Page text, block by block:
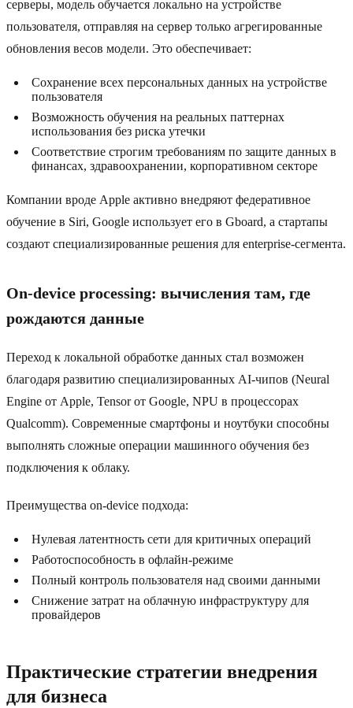
серверы, модель обучается локально на устройстве
пользователя, отправляя на сервер только агрегированные
обновления весов модели. Это обеспечивает:
Сохранение всех персональных данных на устройстве
пользователя
Возможность обучения на реальных паттернах
использования без риска утечки
Соответствие строгим требованиям по защите данных в
финансах, здравоохранении, корпоративном секторе
Компании вроде Apple активно внедряют федеративное
обучение в Siri, Google использует его в Gboard, а стартапы
создают специализированные решения для enterprise-сегмента.
On-device processing: вычисления там, где
рождаются данные
Переход к локальной обработке данных стал возможен
благодаря развитию специализированных AI-чипов (Neural
Engine от Apple, Tensor от Google, NPU в процессорах
Qualcomm). Современные смартфоны и ноутбуки способны
выполнять сложные операции машинного обучения без
подключения к облаку.
Преимущества on-device подхода:
Нулевая латентность сети для критичных операций
Работоспособность в офлайн-режиме
Полный контроль пользователя над своими данными
Снижение затрат на облачную инфраструктуру для
провайдеров
Практические стратегии внедрения
для бизнеса